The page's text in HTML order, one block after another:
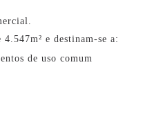
e destinam-se a:
de uso comum